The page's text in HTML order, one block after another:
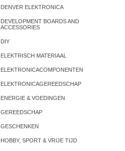
DENVER ELEKTRONICA
DEVELOPMENT BOARDS AND
ACCESSORIES
DIY
ELEKTRISCH MATERIAAL
ELEKTRONICACOMPONENTEN
ELEKTRONICAGEREEDSCHAP
ENERGIE & VOEDINGEN
GEREEDSCHAP
GESCHENKEN
HOBBY, SPORT & VRIJE TIJD